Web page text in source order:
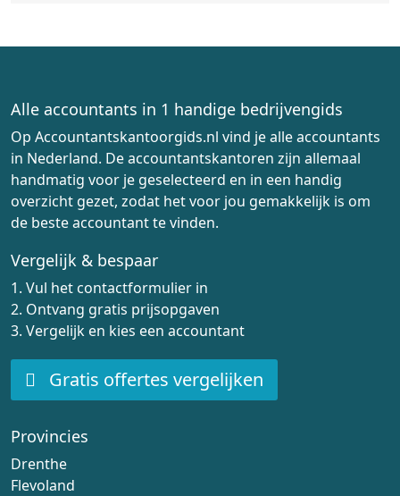
Alle accountants in 1 handige bedrijvengids
Op Accountantskantoorgids.nl vind je alle accountants
in Nederland. De accountantskantoren zijn allemaal
handmatig voor je geselecteerd en in een handig
overzicht gezet, zodat het voor jou gemakkelijk is om
de beste accountant te vinden.
Vergelijk & bespaar
1. Vul het contactformulier in
2. Ontvang gratis prijsopgaven
3. Vergelijk en kies een accountant
Gratis offertes vergelijken
Provincies
Drenthe
Flevoland